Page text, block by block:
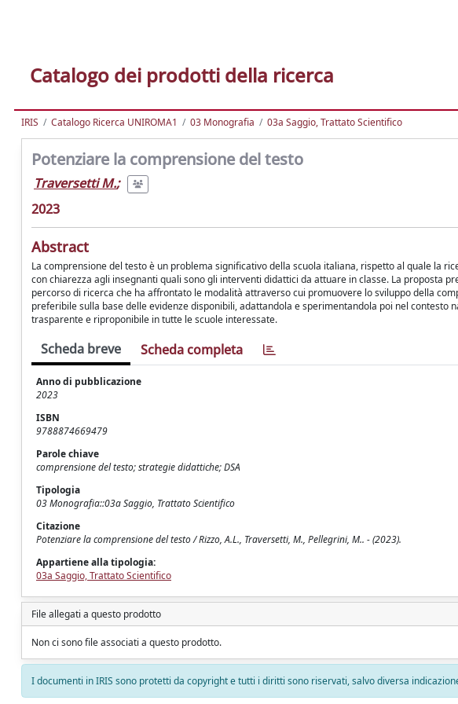
Catalogo dei prodotti della ricerca
IRIS Catalogo Ricerca UNIROMA1 03 Monografia 03a Saggio, Trattato Scientifico
Potenziare la comprensione del testo
Traversetti M.;
2023
Abstract
La comprensione del testo è un problema significativo della scuola italiana, rispetto al quale la
con chiarezza agli insegnanti quali sono gli interventi didattici da attuare in classe. La proposta
percorso di ricerca che ha affrontato le modalità attraverso cui promuovere lo sviluppo della
preferibile sulla base delle evidenze disponibili, adattandola e sperimentandola poi nel contesto
trasparente e riproponibile in tutte le scuole interessate.
Scheda breve Scheda completa
Anno di pubblicazione
2023
ISBN
9788874669479
Parole chiave
comprensione del testo; strategie didattiche; DSA
Tipologia
03 Monografia::03a Saggio, Trattato Scientifico
Citazione
Potenziare la comprensione del testo / Rizzo, A.L., Traversetti, M., Pellegrini, M.. - (2023).
Appartiene alla tipologia:
03a Saggio, Trattato Scientifico
File allegati a questo prodotto
Non ci sono file associati a questo prodotto.
I documenti in IRIS sono protetti da copyright e tutti i diritti sono riservati, salvo diversa